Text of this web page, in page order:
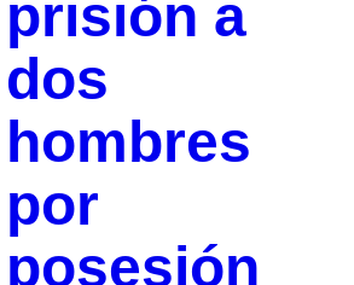
prisión a
dos
hombres
por
posesión